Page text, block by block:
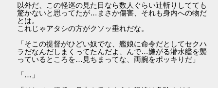
以外だ、この軽巡の見た目なら数人ぐらい辻斬りしてても
驚かないと思ってたが…まさか傷害、それも身内への物だ
とは。
これじゃアタシの方がクソッ垂れだな。
「そこの提督がひどい奴でな、艦娘に命令だとしてセクハ
ラだなんだしまくってたんだよ、んで…嫌がる潜水艦を襲
っているところを…見ちまってな、両腕をポッキりだ」
「…」